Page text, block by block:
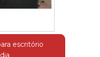
escritório